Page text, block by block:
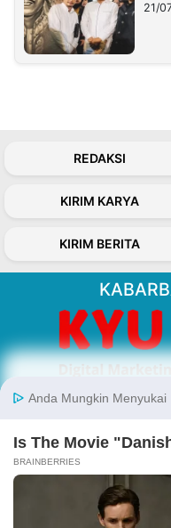
21/
REDAKSI
KIRIM KARYA
KIRIM BERITA
About Our
inspiratif